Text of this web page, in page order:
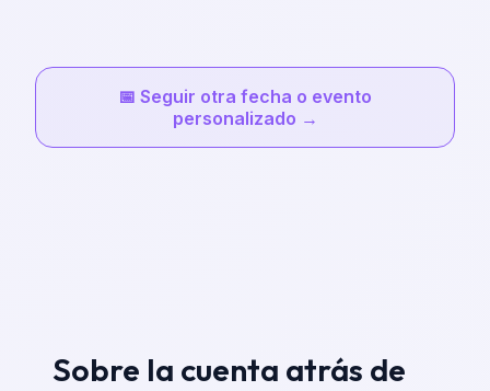
📅 Seguir otra fecha o evento
personalizado →
Sobre la cuenta atrás de